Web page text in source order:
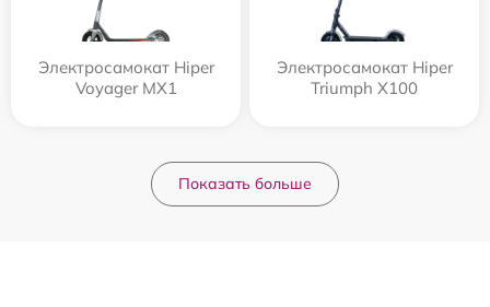
Электросамокат Hiper
Voyager MX1
Электросамокат Hiper
Triumph X100
Показать больше